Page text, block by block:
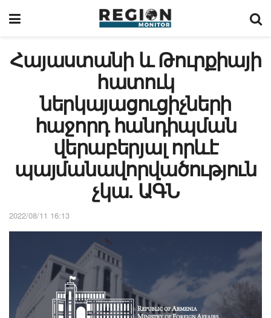
Հայաստանի և Թուրքիայի
հատուկ
ներկայացուցիչների
հաջորդ հանդիպման
վերաբերյալ որևէ
պայմանավորվածություն
չկա. ԱԳՆ
2022/08/11 16:13